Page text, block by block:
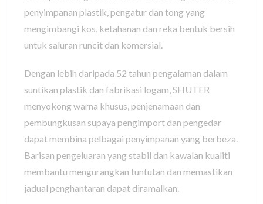
penyimpanan plastik, pengatur dan tong yang
mengimbangi kos, ketahanan dan reka bentuk bersih
untuk saluran runcit dan komersial.
Dengan lebih daripada 52 tahun pengalaman dalam
suntikan plastik dan fabrikasi logam, SHUTER
menyokong warna khusus, penjenamaan dan
pembungkusan supaya pengimport dan pengedar
dapat membina pelbagai penyimpanan yang berbeza.
Barisan pengeluaran yang stabil dan kawalan kualiti
membantu mengurangkan tuntutan dan memastikan
jadual penghantaran dapat diramalkan.